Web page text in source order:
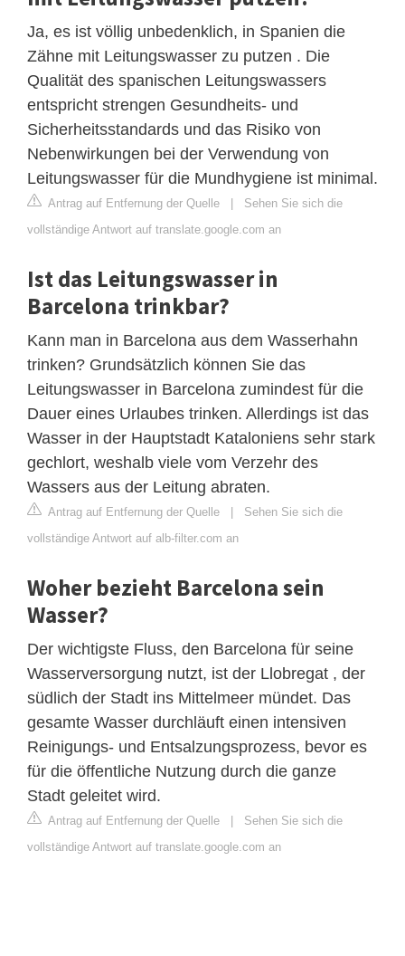
Ja, es ist völlig unbedenklich, in Spanien die
Zähne mit Leitungswasser zu putzen . Die
Qualität des spanischen Leitungswassers
entspricht strengen Gesundheits- und
Sicherheitsstandards und das Risiko von
Nebenwirkungen bei der Verwendung von
Leitungswasser für die Mundhygiene ist minimal.
Antrag auf Entfernung der Quelle | Sehen Sie sich die
vollständige Antwort auf translate.google.com an
Ist das Leitungswasser in
Barcelona trinkbar?
Kann man in Barcelona aus dem Wasserhahn
trinken? Grundsätzlich können Sie das
Leitungswasser in Barcelona zumindest für die
Dauer eines Urlaubes trinken. Allerdings ist das
Wasser in der Hauptstadt Kataloniens sehr stark
gechlort, weshalb viele vom Verzehr des
Wassers aus der Leitung abraten.
Antrag auf Entfernung der Quelle | Sehen Sie sich die
vollständige Antwort auf alb-filter.com an
Woher bezieht Barcelona sein
Wasser?
Der wichtigste Fluss, den Barcelona für seine
Wasserversorgung nutzt, ist der Llobregat , der
südlich der Stadt ins Mittelmeer mündet. Das
gesamte Wasser durchläuft einen intensiven
Reinigungs- und Entsalzungsprozess, bevor es
für die öffentliche Nutzung durch die ganze
Stadt geleitet wird.
Antrag auf Entfernung der Quelle | Sehen Sie sich die
vollständige Antwort auf translate.google.com an